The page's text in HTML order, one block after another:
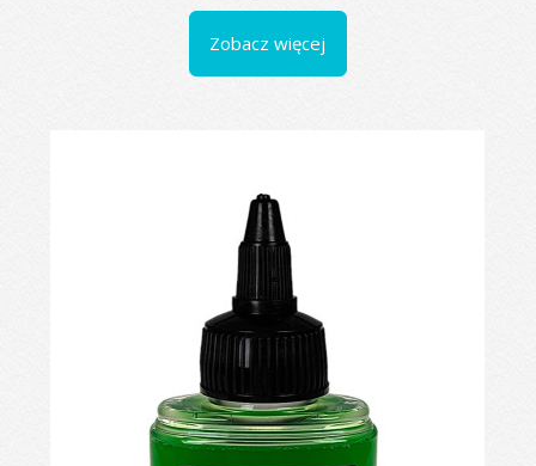
Zobacz więcej